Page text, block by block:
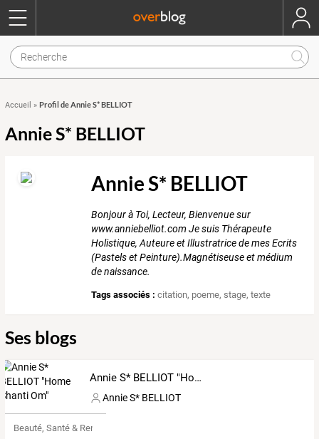
Accueil » Profil de Annie S* BELLIOT
Annie S* BELLIOT
Annie S* BELLIOT
Bonjour à Toi, Lecteur, Bienvenue sur
www.anniebelliot.com Je suis Thérapeute
Holistique, Auteure et Illustratrice de mes Ecrits
(Pastels et Peinture).Magnétiseuse et médium
de naissance.
Tags associés : citation, poeme,stage,texte
Ses blogs
Annie S* BELLIOT "Home Shanti Om"
Annie S* BELLIOT
Beauté, Santé & Remise en forme